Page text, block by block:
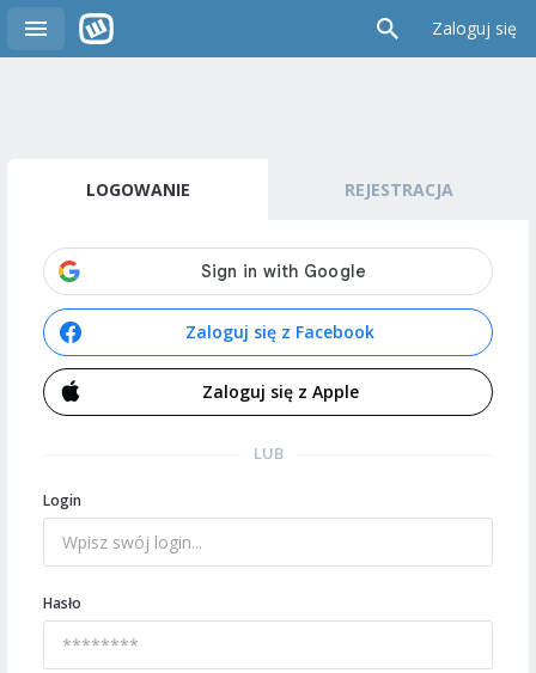
Zaloguj się
LOGOWANIE REJESTRACJA
Zaloguj się z Facebook
Zaloguj się z Apple
LUB
Login
Hasło